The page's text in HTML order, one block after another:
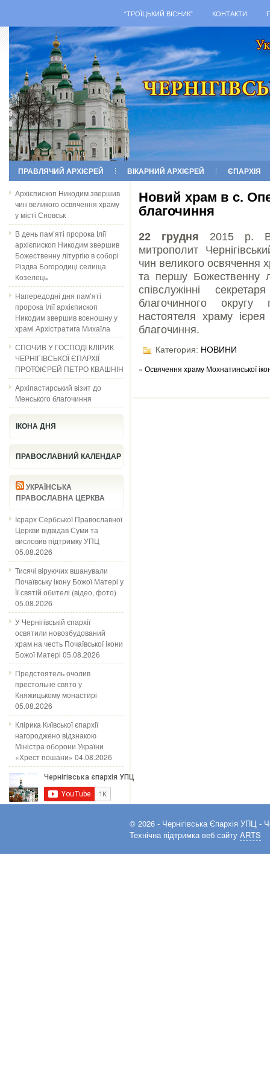
“ТРОЇЦЬКИЙ ВІСНИК” КОНТАКТИ
ПРАВЛЯЧИЙ АРХІЄРЕЙ ВІКАРНИЙ АРХІЄРЕЙ ЄПАРХІЯ
Архієпископ Никодим звершив
чин великого освячення храму
у місті Сновськ
В день пам’яті пророка Ілії
архієпископ Никодим звершив
Божественну літургію в соборі
Різдва Богородиці селища
Козелець
Напередодні дня пам’яті
пророка Ілії архієпископ
Никодим звершив всеношну у
храмі Архістратига Михаїла
СПОЧИВ У ГОСПОДІ КЛІРИК
ЧЕРНІГІВСЬКОЇ ЄПАРХІЇ
ПРОТОІЄРЕЙ ПЕТРО КВАШНІН
Архіпастирський візит до
Менського благочиння
ІКОНА ДНЯ
ПРАВОСЛАВНИЙ КАЛЕНДАР
УКРАЇНСЬКА
ПРАВОСЛАВНА ЦЕРКВА
Ієрарх Сербської Православної
Церкви відвідав Суми та
висловив підтримку УПЦ
05.08.2026
Тисячі віруючих вшанували
Почаївську ікону Божої Матері у
Її святій обителі (відео, фото)
05.08.2026
У Чернігівській єпархії
освятили новозбудований
храм на честь Почаївської ікони
Божої Матері 05.08.2026
Предстоятель очолив
престольне свято у
Княжицькому монастирі
05.08.2026
Клірика Київської єпархії
нагороджено відзнакою
Міністра оборони України
«Хрест пошани» 04.08.2026
Новий храм в с.
благочиння
22 грудня 2015 р.
митрополит
чин великого освячення
та першу Божественну
співслужінні
благочинного округу
настоятеля храму
благочиння.
Категория: НОВИНИ
« Освячення храму Мохнатинської
© 2026 - Чернігівська Єпархія УПЦ -
Технічна підтримка веб сайту ARTS